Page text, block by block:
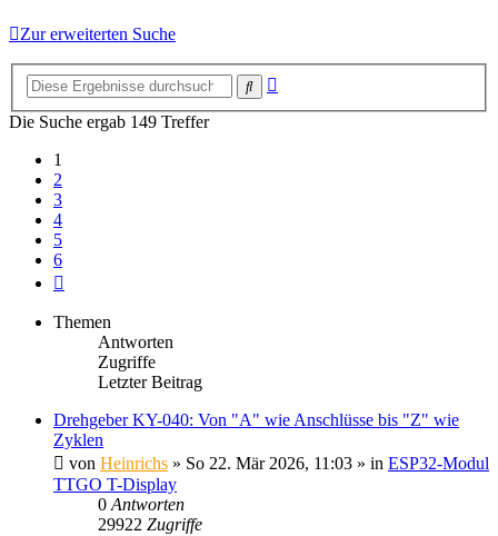
Zur erweiterten Suche
Suche
Die Suche ergab 149 Treffer
1
2
3
4
5
6
Themen
Antworten
Zugriffe
Letzter Beitrag
Drehgeber KY-040: Von "A" wie Anschlüsse bis "Z" wie
Zyklen
von Heinrichs » So 22. Mär 2026, 11:03 » in ESP32-Modul
TTGO T-Display
0 Antworten
29922 Zugriffe